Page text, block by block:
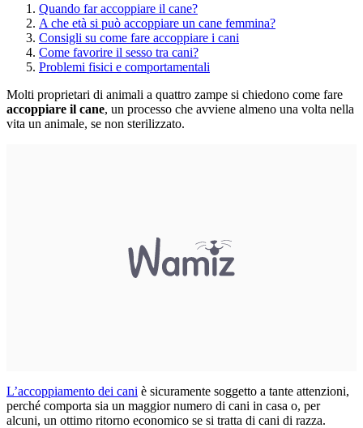
Quando far accoppiare il cane?
A che età si può accoppiare un cane femmina?
Consigli su come fare accoppiare i cani
Come favorire il sesso tra cani?
Problemi fisici e comportamentali
Molti proprietari di animali a quattro zampe si chiedono come fare
accoppiare il cane, un processo che avviene almeno una volta nella
vita un animale, se non sterilizzato.
L’accoppiamento dei cani è sicuramente soggetto a tante attenzioni,
perché comporta sia un maggior numero di cani in casa o, per
alcuni, un ottimo ritorno economico se si tratta di cani di razza.